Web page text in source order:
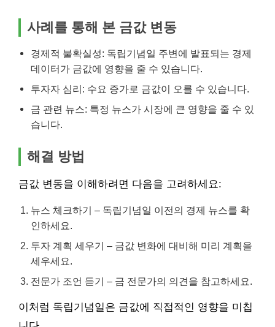
사례를 통해 본 금값 변동
경제적 불확실성: 독립기념일 주변에 발표되는 경제
데이터가 금값에 영향을 줄 수 있습니다.
투자자 심리: 수요 증가로 금값이 오를 수 있습니다.
금 관련 뉴스: 특정 뉴스가 시장에 큰 영향을 줄 수 있
습니다.
해결 방법
금값 변동을 이해하려면 다음을 고려하세요:
뉴스 체크하기 – 독립기념일 이전의 경제 뉴스를 확
인하세요.
투자 계획 세우기 – 금값 변화에 대비해 미리 계획을
세우세요.
전문가 조언 듣기 – 금 전문가의 의견을 참고하세요.
이처럼 독립기념일은 금값에 직접적인 영향을 미칩